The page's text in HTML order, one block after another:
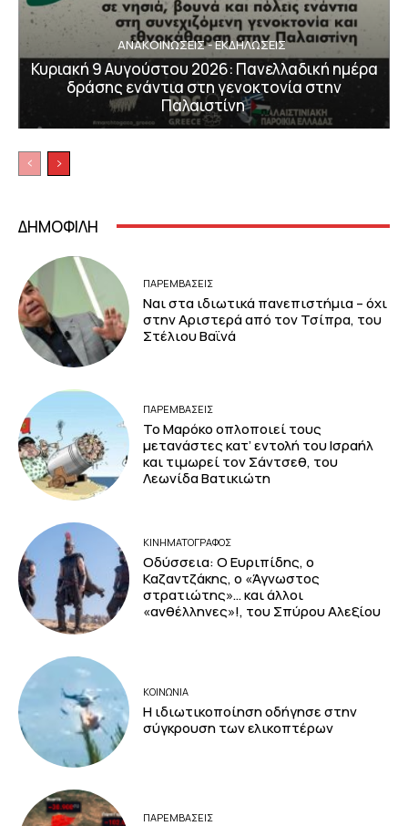
ΑΝΑΚΟΙΝΩΣΕΙΣ - ΕΚΔΗΛΩΣΕΙΣ
Κυριακή 9 Αυγούστου 2026: Πανελλαδική ημέρα
δράσης ενάντια στη γενοκτονία στην
Παλαιστίνη
ΔΗΜΟΦΙΛΗ
ΠΑΡΕΜΒΑΣΕΙΣ
Ναι στα ιδιωτικά πανεπιστήμια – όχι
στην Αριστερά από τον Τσίπρα, του
Στέλιου Βαϊνά
ΠΑΡΕΜΒΑΣΕΙΣ
Το Μαρόκο οπλοποιεί τους
μετανάστες κατ’ εντολή του Ισραήλ
και τιμωρεί τον Σάντσεθ, του
Λεωνίδα Βατικιώτη
ΚΙΝΗΜΑΤΟΓΡΆΦΟΣ
Οδύσσεια: Ο Ευριπίδης, ο
Καζαντζάκης, ο «Άγνωστος
στρατιώτης»… και άλλοι
«ανθέλληνες»!, του Σπύρου Αλεξίου
ΚΟΙΝΩΝΙΑ
Η ιδιωτικοποίηση οδήγησε στην
σύγκρουση των ελικοπτέρων
ΠΑΡΕΜΒΑΣΕΙΣ